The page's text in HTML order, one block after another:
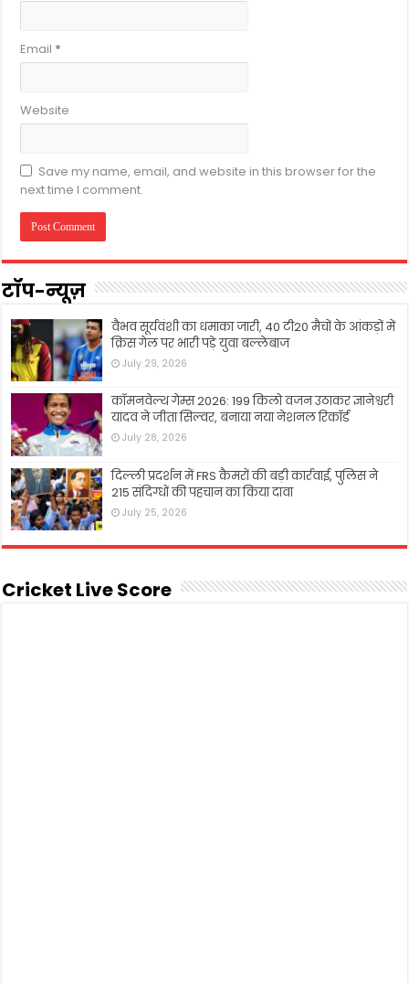
Email *
Website
Save my name, email, and website in this browser for the
next time I comment.
टॉप-न्यूज़
वैभव सूर्यवंशी का धमाका जारी, 40 टी20 मैचों के आंकड़ों में
क्रिस गेल पर भारी पड़े युवा बल्लेबाज
July 29, 2026
कॉमनवेल्थ गेम्स 2026: 199 किलो वजन उठाकर ज्ञानेश्वरी
यादव ने जीता सिल्वर, बनाया नया नेशनल रिकॉर्ड
July 28, 2026
दिल्ली प्रदर्शन में FRS कैमरों की बड़ी कार्रवाई, पुलिस ने
215 संदिग्धों की पहचान का किया दावा
July 25, 2026
Cricket Live Score